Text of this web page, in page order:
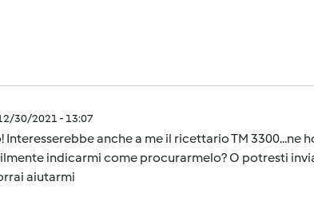
30/2021 - 13:07
Interesserebbe anche a me il ricettario TM
indicarmi come procurarmelo? O potresti
aiutarmi